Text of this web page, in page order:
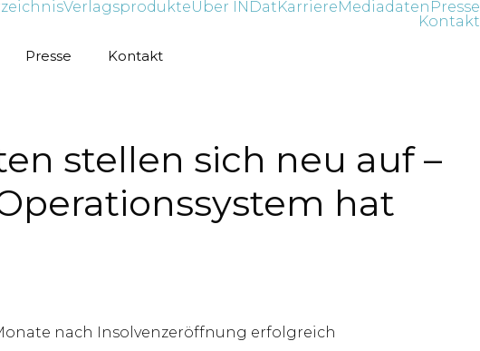
VerlagsprodukteÜber INDatKarriereMediadaten Presse
Kontakt
Presse Kontakt
stellen sich neu auf –
hat
nach Insolvenzeröffnung erfolgreich